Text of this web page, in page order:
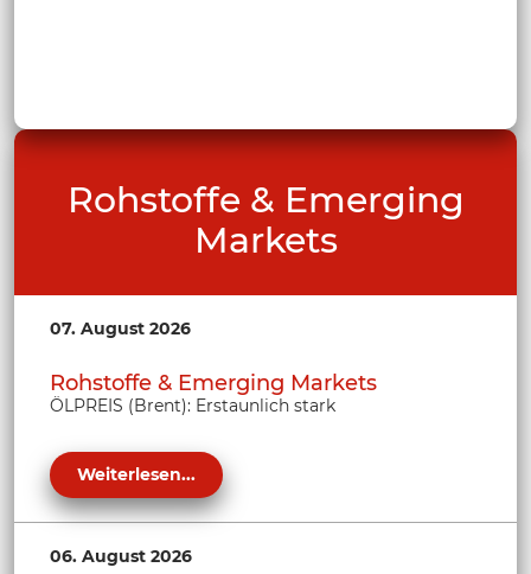
Rohstoffe & Emerging
Markets
07. August 2026
Rohstoffe & Emerging Markets
ÖLPREIS (Brent): Erstaunlich stark
Weiterlesen...
06. August 2026